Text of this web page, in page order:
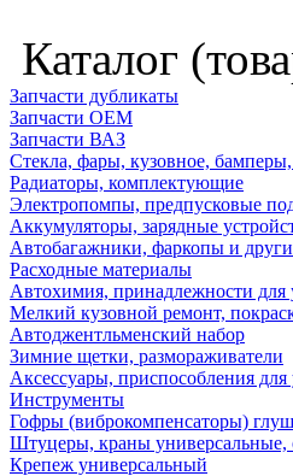
Каталог
Запчасти дубликаты
Запчасти ОЕМ
Запчасти ВАЗ
Стекла, фары, кузовное,
Радиаторы, комплектующие
Электропомпы, предпусковые
Аккумуляторы, зарядные
Автобагажники, фаркопы и
Расходные материалы
Автохимия, принадлежности для
Мелкий кузовной ремонт,
Автоджентльменский набор
Зимние щетки, размораживатели
Аксессуары, приспособления для
Инструменты
Гофры (виброкомпенсаторы)
Штуцеры, краны универсальные,
Крепеж универсальный